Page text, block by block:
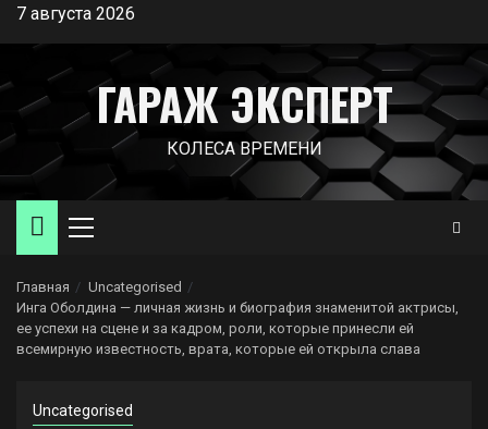
Перейти
содержимому
7 августа 2026
ГАРАЖ ЭКСПЕРТ
КОЛЕСА ВРЕМЕНИ
Основное
Главная
Uncategorised
Инга Оболдина — личная жизнь и биография знаменитой актрисы,
ее успехи на сцене и за кадром, роли, которые принесли ей
всемирную известность, врата, которые ей открыла слава
Uncategorised